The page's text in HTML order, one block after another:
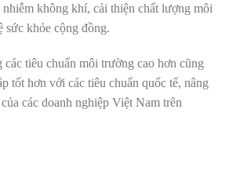
nhiễm không khí, cải thiện chất lượng môi
sức khỏe cộng đồng.
tiêu chuẩn môi trường cao hơn cũng
tốt hơn với các tiêu chuẩn quốc tế, nâng
các doanh nghiệp Việt Nam trên